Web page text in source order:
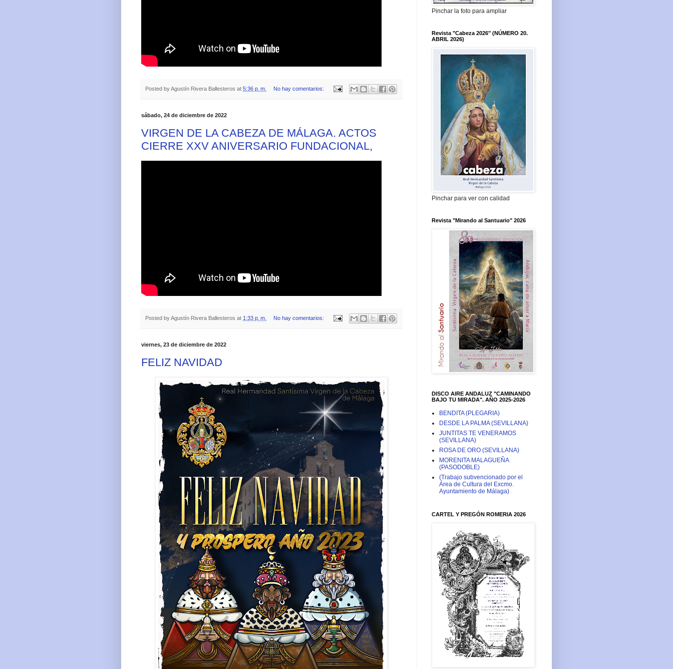
Posted byAgustín Rivera Ballesteros at 5:36 p. m. No hay comentarios:
sábado, 24 de diciembre de 2022
VIRGEN DE LA CABEZA DE MÁLAGA. ACTOS
CIERRE XXV ANIVERSARIO FUNDACIONAL,
Posted byAgustín Rivera Ballesteros at 1:33 p. m. No hay comentarios:
viernes, 23 de diciembre de 2022
FELIZ NAVIDAD
Pinchar la foto para ampliar
Revista "Cabeza 2026" (NÚMERO 20.
ABRIL 2026)
Pinchar para ver con calidad
Revista "Mirando al Santuario" 2026
DISCO AIRE ANDALUZ "CAMINANDO
BAJO TU MIRADA". AÑO 2025-2026
BENDITA (PLEGARIA)
DESDE LA PALMA (SEVILLANA)
JUNTITAS TE VENERAMOS
(SEVILLANA)
ROSA DE ORO (SEVILLANA)
MORENITA MALAGUEÑA
(PASODOBLE)
(Trabajo subvencionado por el
Área de Cultura del Excmo.
Ayuntamiento de Málaga)
CARTEL Y PREGÓN ROMERIA 2026